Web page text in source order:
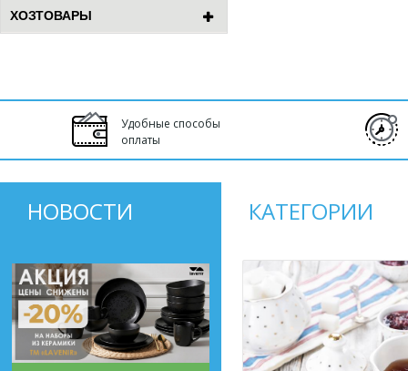
ХОЗТОВАРЫ
Удобные способы
оплаты
НОВОСТИ КАТЕГОРИИ